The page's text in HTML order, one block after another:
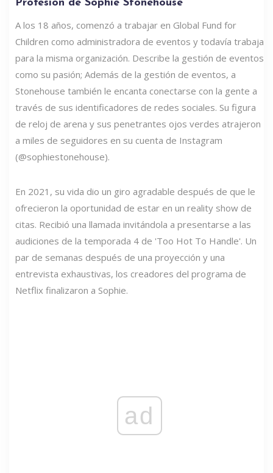
Profesión de Sophie Stonehouse
A los 18 años, comenzó a trabajar en Global Fund for
Children como administradora de eventos y todavía trabaja
para la misma organización. Describe la gestión de eventos
como su pasión; Además de la gestión de eventos, a
Stonehouse también le encanta conectarse con la gente a
través de sus identificadores de redes sociales. Su figura
de reloj de arena y sus penetrantes ojos verdes atrajeron
a miles de seguidores en su cuenta de Instagram
(@sophiestonehouse).
En 2021, su vida dio un giro agradable después de que le
ofrecieron la oportunidad de estar en un reality show de
citas. Recibió una llamada invitándola a presentarse a las
audiciones de la temporada 4 de 'Too Hot To Handle'. Un
par de semanas después de una proyección y una
entrevista exhaustivas, los creadores del programa de
Netflix finalizaron a Sophie.
ad